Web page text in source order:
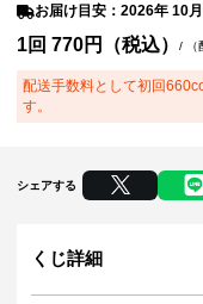
お届け目安：2026年 10
1回 770円（税込）/
配送手数料として初回
す。
シェアする
くじ詳細